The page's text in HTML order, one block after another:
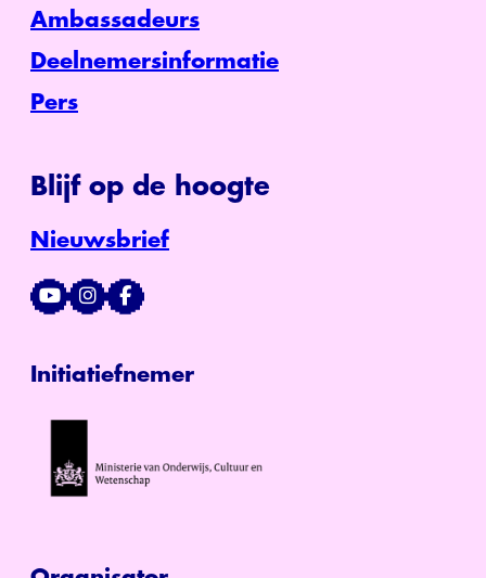
Ambassadeurs
Deelnemersinformatie
Pers
Blijf op de hoogte
Nieuwsbrief
Initiatiefnemer